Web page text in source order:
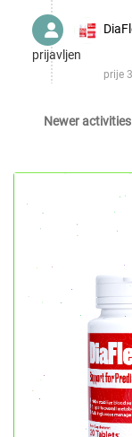
prijavljen
prije
Newer activities